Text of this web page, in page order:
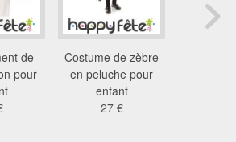
de
pour
Costume de zèbre
en peluche pour
enfant
27 €